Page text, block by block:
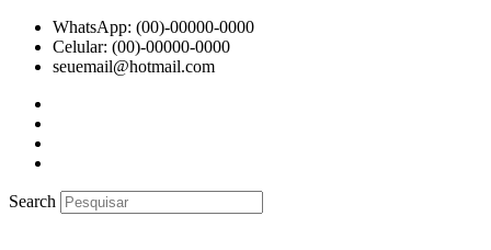
para
WhatsApp: (00)-00000-0000
Celular: (00)-00000-0000
seuemail@hotmail.com
Search